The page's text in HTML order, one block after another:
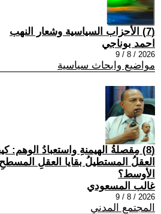
(7) الأحزاب السياسية وشعار النهب
احمد بوناجي
2026 / 8 / 9
مواضيع وابحاث سياسية
(8) مِقصلةُ الهيمنةِ واستعبادُ
العقلُ المستطيلُ بقايا العقلِ
الأوسط؟
غالب المسعودي
2026 / 8 / 9
المجتمع المدني